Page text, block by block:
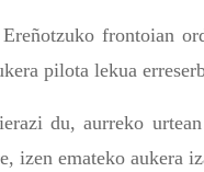
frontoian
pilota lekua
du, aurreko
izen emateko aukera